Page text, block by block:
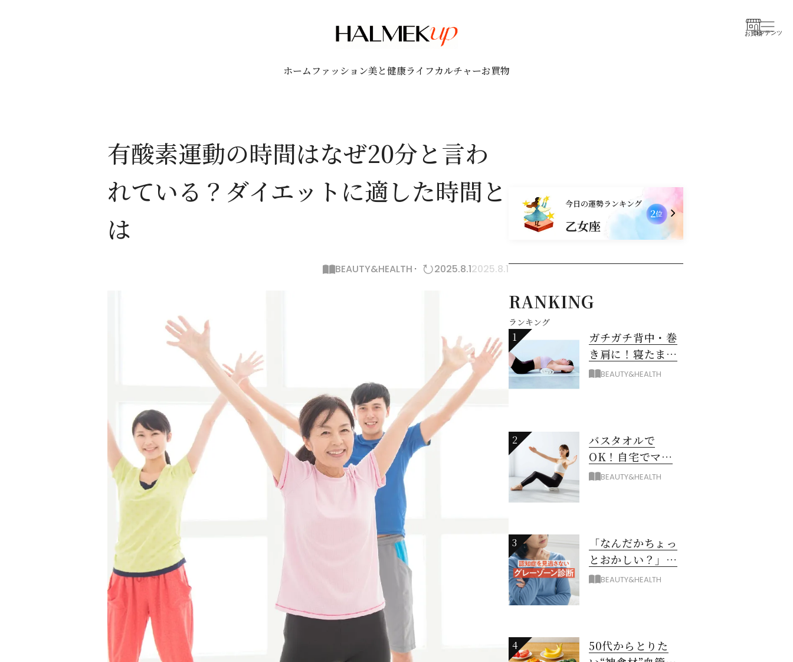
お買物コンテンツ
ホーム ファッション美と健康ライフカルチャーお買物
有酸素運動の時間はなぜ20分と言わ
れている？ダイエットに適した時間と
は
BEAUTY&HEALTH 2025.8.12025.8.1
今日の運勢ランキング
乙女座
2位
RANKING
ランキング
1
ガチガチ背中・巻
き肩に！寝たまま
バスタオル「おう
BEAUTY&HEALTH
2
バスタオルで
OK！自宅でマシ
ン級に骨から整え
BEAUTY&HEALTH
3
「なんだかちょっ
とおかしい？」を
見逃さない！ 認知
BEAUTY&HEALTH
4
50代からとりた